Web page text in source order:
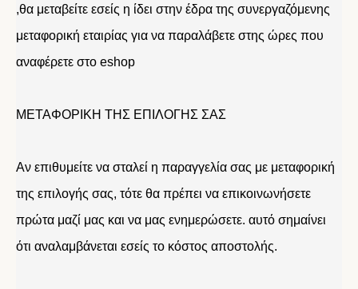
,θα μεταβείτε εσείς η ίδει στην έδρα της συνεργαζόμενης
μεταφορική εταιρίας για να παραλάβετε στης ώρες που
αναφέρετε στο eshop
ΜΕΤΑΦΟΡΙΚΗ ΤΗΣ ΕΠΙΛΟΓΗΣ ΣΑΣ
Αν επιθυμείτε να σταλεί η παραγγελία σας με μεταφορική
της επιλογής σας, τότε θα πρέπει να επικοινωνήσετε
πρώτα μαζί μας και να μας ενημερώσετε. αυτό σημαίνει
ότι αναλαμβάνεται εσείς το κόστος αποστολής.